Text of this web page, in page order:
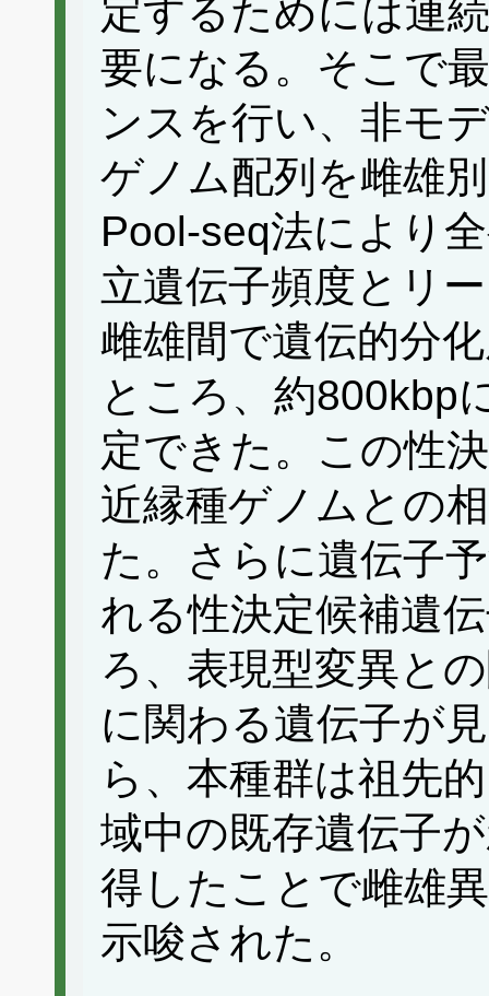
定するためには連
要になる。そこで
ンスを行い、非モ
ゲノム配列を雌雄
Pool-seq法により
立遺伝子頻度とリ
雌雄間で遺伝的分
ところ、約800kbp
定できた。この性
近縁種ゲノムとの
た。さらに遺伝子
れる性決定候補遺
ろ、表現型変異と
に関わる遺伝子が
ら、本種群は祖先
域中の既存遺伝子
得したことで雌雄
示唆された。